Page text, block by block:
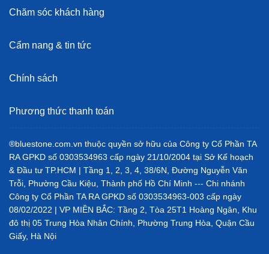
Chăm sóc khách hàng
Cẩm nang & tin tức
Chính sách
Phương thức thanh toán
®bluestone.com.vn thuộc quyền sở hữu của Công ty Cổ Phần TA
RA GPKD số 0303534963 cấp ngày 21/10/2004 tại Sở Kế hoạch
& Đầu tư TP.HCM | Tầng 1, 2, 3, 4, 38/6N, Đường Nguyễn Văn
Trỗi, Phường Cầu Kiệu, Thành phố Hồ Chí Minh --- Chi nhánh
Công ty Cổ Phần TA RA GPKD số 0303534963-003 cấp ngày
08/02/2022 | VP MIỀN BẮC: Tầng 2, Tòa 25T1 Hoàng Ngân, Khu
đô thị 05 Trung Hòa Nhân Chính, Phường Trung Hòa, Quận Cầu
Giấy, Hà Nội